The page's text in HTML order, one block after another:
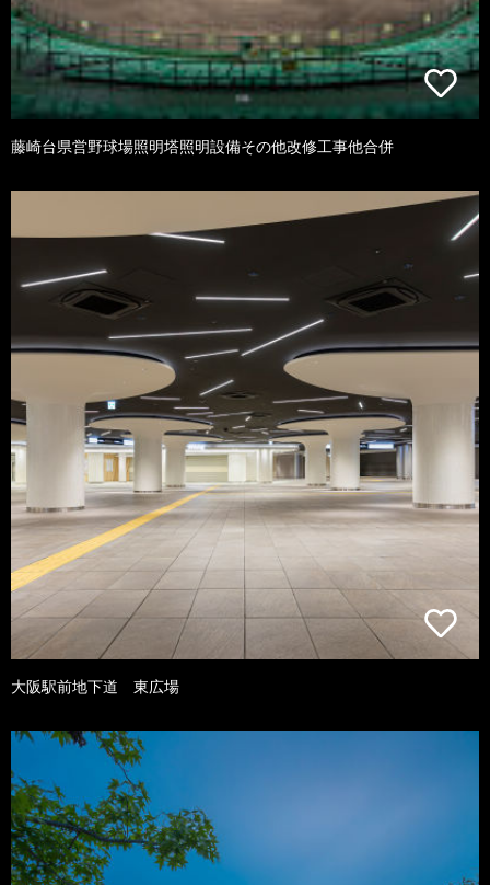
藤崎台県営野球場照明塔照明設備その他改修工事他合併
大阪駅前地下道 東広場